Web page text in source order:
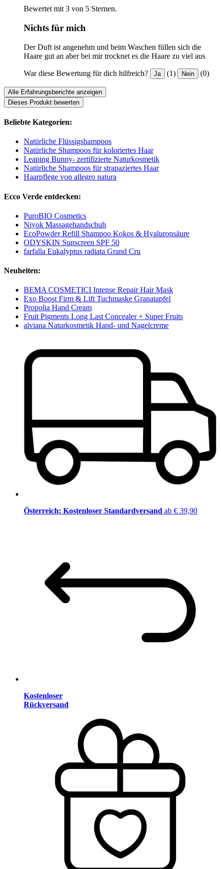
Bewertet mit 3 von 5 Sternen.
Nichts für mich
Der Duft ist angenehm und beim Waschen füllen sich die
Haare gut an aber bei mir trocknet es die Haare zu viel aus
War diese Bewertung für dich hilfreich? Ja (1) Nein (0)
Alle Erfahrungsberichte anzeigen
Dieses Produkt bewerten
Beliebte Kategorien:
Natürliche Flüssigshampoos
Natürliche Shampoos für koloriertes Haar
Leaping Bunny- zertifizierte Naturkosmetik
Natürliche Shampoos für strapaziertes Haar
Haarpflege von allegro natura
Ecco Verde entdecken:
PuroBIO Cosmetics
Niyok Massagehandschuh
EcoPowder Refill Shampoo Kokos & Hyaluronsäure
ODYSKIN Sunscreen SPF 50
farfalla Eukalyptus radiata Grand Cru
Neuheiten:
BEMA COSMETICI Intense Repair Hair Mask
Exo Boost Firm & Lift Tuchmaske Granatapfel
Propolia Hand Cream
Fruit Pigments Long Last Concealer + Super Fruits
alviana Naturkosmetik Hand- und Nagelcreme
Österreich: Kostenloser Standardversand ab € 39,90
Kostenloser
Rückversand